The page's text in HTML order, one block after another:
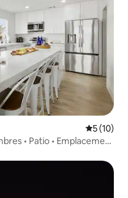
5 (10)
• Patio • Emplacement